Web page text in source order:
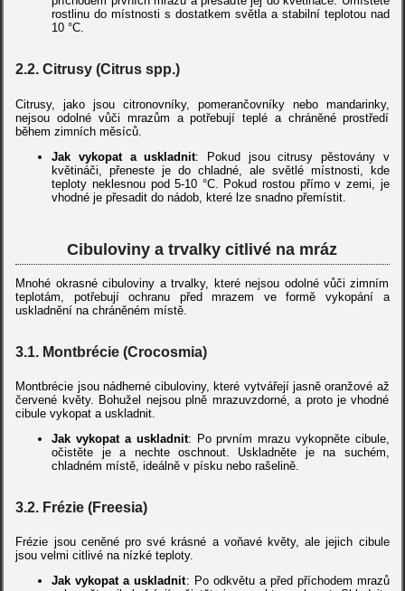
rostlinu do místnosti s dostatkem světla a stabilní teplotou nad
10 °C.
2.2. Citrusy (Citrus spp.)
Citrusy, jako jsou citronovníky, pomerančovníky nebo mandarinky,
nejsou odolné vůči mrazům a potřebují teplé a chráněné prostředí
během zimních měsíců.
Jak vykopat a uskladnit: Pokud jsou citrusy pěstovány v
květináči, přeneste je do chladné, ale světlé místnosti, kde
teploty neklesnou pod 5-10 °C. Pokud rostou přímo v zemi, je
vhodné je přesadit do nádob, které lze snadno přemístit.
Cibuloviny a trvalky citlivé na mráz
Mnohé okrasné cibuloviny a trvalky, které nejsou odolné vůči zimním
teplotám, potřebují ochranu před mrazem ve formě vykopání a
uskladnění na chráněném místě.
3.1. Montbrécie (Crocosmia)
Montbrécie jsou nádherné cibuloviny, které vytvářejí jasně oranžové až
červené květy. Bohužel nejsou plně mrazuvzdorné, a proto je vhodné
cibule vykopat a uskladnit.
Jak vykopat a uskladnit: Po prvním mrazu vykopněte cibule,
očistěte je a nechte oschnout. Uskladněte je na suchém,
chladném místě, ideálně v písku nebo rašelině.
3.2. Frézie (Freesia)
Frézie jsou ceněné pro své krásné a voňavé květy, ale jejich cibule
jsou velmi citlivé na nízké teploty.
Jak vykopat a uskladnit: Po odkvětu a před příchodem mrazů